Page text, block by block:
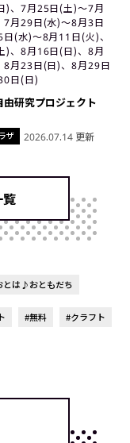
ザ
)、7月25日(土)〜7月
月29日(水)〜8月3日
(水)〜8月11日(火)、
)、8月16日(日)、8月
8月23日(日)、8月29日
日(日)
由研究プロジェクト
2026.07.14 更新
とは♪おともだち
#無料 #クラフト